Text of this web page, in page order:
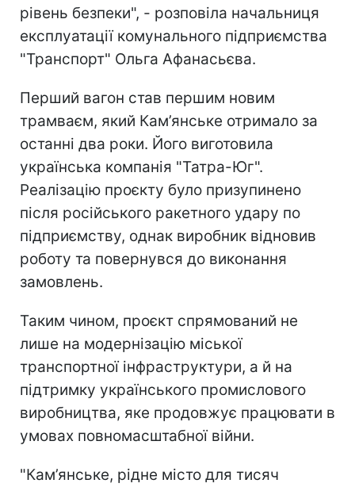
рівень безпеки", - розповіла начальниця
експлуатації комунального підприємства
"Транспорт" Ольга Афанасьєва.
Перший вагон став першим новим
трамваєм, який Кам’янське отримало за
останні два роки. Його виготовила
українська компанія "Татра-Юг".
Реалізацію проєкту було призупинено
після російського ракетного удару по
підприємству, однак виробник відновив
роботу та повернувся до виконання
замовлень.
Таким чином, проєкт спрямований не
лише на модернізацію міської
транспортної інфраструктури, а й на
підтримку українського промислового
виробництва, яке продовжує працювати в
умовах повномасштабної війни.
"Кам’янське, рідне місто для тисяч